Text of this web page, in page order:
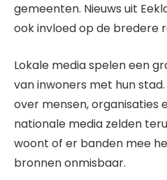
gemeenten. Nieuws uit
ook invloed op de bredere
Lokale media spelen een
van inwoners met hun
over mensen, organisaties
nationale media zelden
woont of er banden mee
bronnen onmisbaar.